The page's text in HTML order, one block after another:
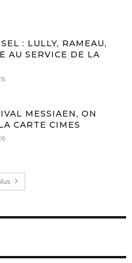
: LULLY, RAMEAU,
AU SERVICE DE LA
MESSIAEN, ON
CARTE CIMES